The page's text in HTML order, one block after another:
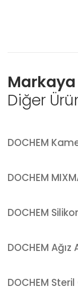
Diğer
DOCHEM
DOCHEM
DOCHEM
DOCHEM Ağız
DOCHEM